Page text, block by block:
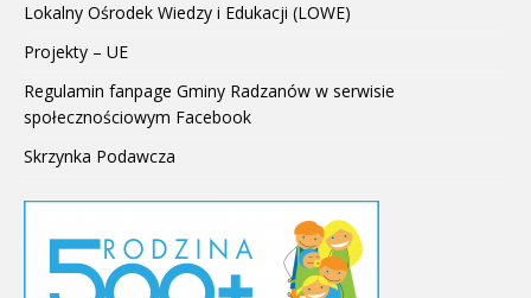
Lokalny Ośrodek Wiedzy i Edukacji (LOWE)
Projekty – UE
Regulamin fanpage Gminy Radzanów w serwisie
społecznościowym Facebook
Skrzynka Podawcza